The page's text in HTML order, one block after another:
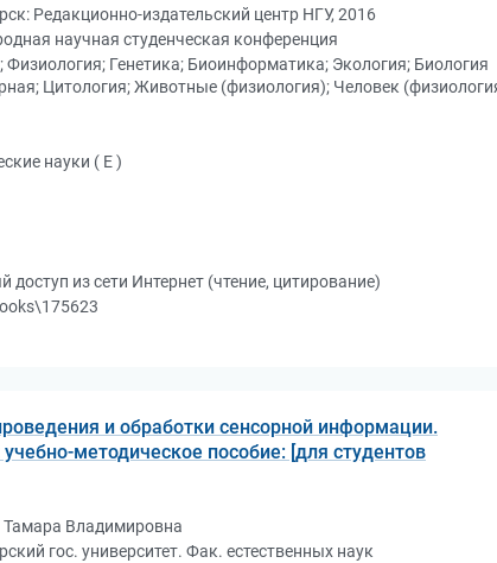
Редакционно-издательский центр НГУ, 2016
научная студенческая конференция
Физиология; Генетика; Биоинформатика; Экология; Биология
Цитология; Животные (физиология); Человек
науки ( Е )
доступ из сети Интернет (чтение, цитирование)
и обработки сенсорной информации.
методическое пособие: [для студентов
Владимировна
гос. университет. Фак. естественных наук